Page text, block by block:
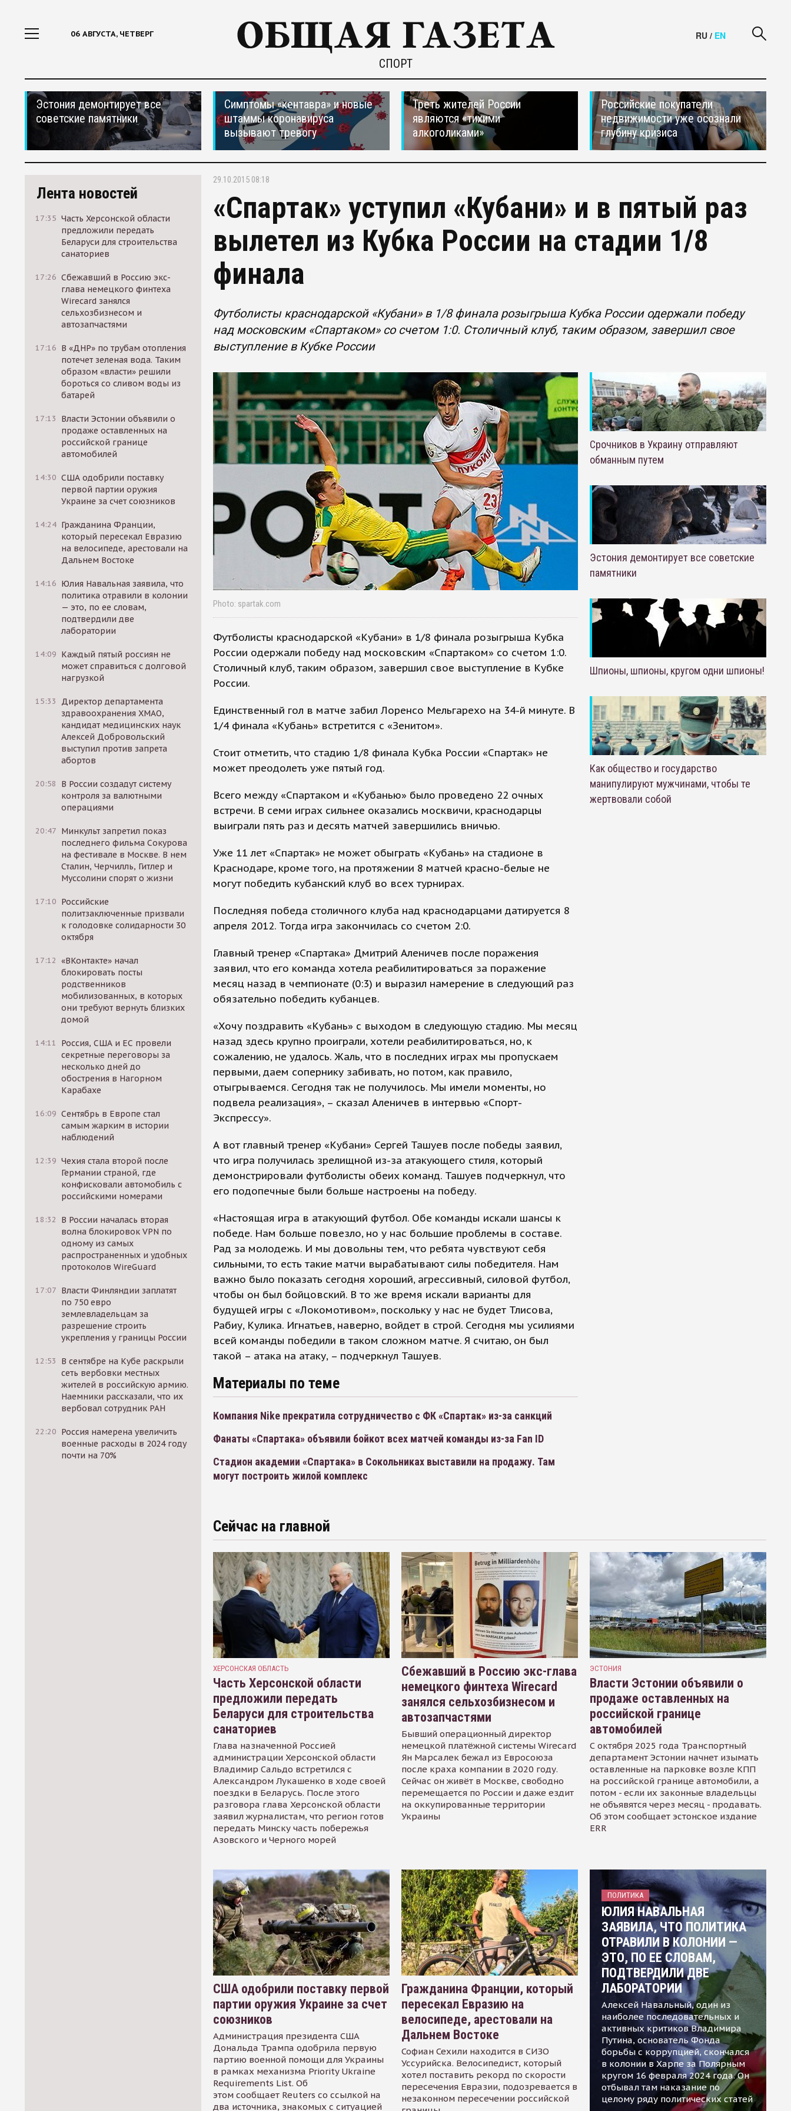
06 АВГУСТА, ЧЕТВЕРГ
СПОРТ
RU / EN
Эстония демонтирует все
советские памятники
Симптомы «кентавра» и новые
штаммы коронавируса
вызывают тревогу
Треть жителей России
являются «тихими
алкоголиками»
Российские покупатели
недвижимости уже осознали
глубину кризиса
Лента новостей
17:35 Часть Херсонской области
предложили передать
Беларуси для строительства
санаториев
17:26 Сбежавший в Россию экс-
глава немецкого финтеха
Wirecard занялся
сельхозбизнесом и
автозапчастями
17:16 В «ДНР» по трубам отопления
потечет зеленая вода. Таким
образом «власти» решили
бороться со сливом воды из
батарей
17:13
Власти Эстонии объявили о
продаже оставленных на
российской границе
автомобилей
14:30 США одобрили поставку
первой партии оружия
Украине за счет союзников
14:24 Гражданина Франции,
который пересекал Евразию
на велосипеде, арестовали на
Дальнем Востоке
14:16 Юлия Навальная заявила, что
политика отравили в колонии
— это, по ее словам,
подтвердили две
лаборатории
14:09 Каждый пятый россиян не
может справиться с долговой
нагрузкой
15:33
Директор департамента
здравоохранения ХМАО,
кандидат медицинских наук
Алексей Добровольский
выступил против запрета
абортов
20:58
В России создадут систему
контроля за валютными
операциями
20:47 Минкульт запретил показ
последнего фильма Сокурова
на фестивале в Москве. В нем
Сталин, Черчилль, Гитлер и
Муссолини спорят о жизни
17:10 Российские
политзаключенные призвали
к голодовке солидарности 30
октября
17:12 «ВКонтакте» начал
блокировать посты
родственников
мобилизованных, в которых
они требуют вернуть близких
домой
14:11
Россия, США и ЕС провели
секретные переговоры за
несколько дней до
обострения в Нагорном
Карабахе
16:09 Сентябрь в Европе стал
самым жарким в истории
наблюдений
12:39 Чехия стала второй после
Германии страной, где
конфисковали автомобиль с
российскими номерами
18:32
В России началась вторая
волна блокировок VPN по
одному из самых
распространенных и удобных
протоколов WireGuard
17:07 Власти Финляндии заплатят
по 750 евро
землевладельцам за
разрешение строить
укрепления у границы России
12:53
В сентябре на Кубе раскрыли
сеть вербовки местных
жителей в российскую армию.
Наемники рассказали, что их
вербовал сотрудник РАН
22:20 Россия намерена увеличить
военные расходы в 2024 году
почти на 70%
29.10.2015 08:18
«Спартак» уступил «Кубани» и в пятый раз
вылетел из Кубка России на стадии 1/8
финала
Футболисты краснодарской «Кубани» в 1/8 финала розыгрыша Кубка России одержали победу
над московским «Спартаком» со счетом 1:0. Столичный клуб, таким образом, завершил свое
выступление в Кубке России
Photo: spartak.com
Футболисты краснодарской «Кубани» в 1/8 финала розыгрыша Кубка
России одержали победу над московским «Спартаком» со счетом 1:0.
Столичный клуб, таким образом, завершил свое выступление в Кубке
России.
Единственный гол в матче забил Лоренсо Мельгарехо на 34-й минуте. В
1/4 финала «Кубань» встретится с «Зенитом».
Стоит отметить, что стадию 1/8 финала Кубка России «Спартак» не
может преодолеть уже пятый год.
Всего между «Спартаком и «Кубанью» было проведено 22 очных
встречи. В семи играх сильнее оказались москвичи, краснодарцы
выиграли пять раз и десять матчей завершились вничью.
Уже 11 лет «Спартак» не может обыграть «Кубань» на стадионе в
Краснодаре, кроме того, на протяжении 8 матчей красно-белые не
могут победить кубанский клуб во всех турнирах.
Последняя победа столичного клуба над краснодарцами датируется 8
апреля 2012. Тогда игра закончилась со счетом 2:0.
Главный тренер «Спартака» Дмитрий Аленичев после поражения
заявил, что его команда хотела реабилитироваться за поражение
месяц назад в чемпионате (0:3) и выразил намерение в следующий раз
обязательно победить кубанцев.
«Хочу поздравить «Кубань» с выходом в следующую стадию. Мы месяц
назад здесь крупно проиграли, хотели реабилитироваться, но, к
сожалению, не удалось. Жаль, что в последних играх мы пропускаем
первыми, даем сопернику забивать, но потом, как правило,
отыгрываемся. Сегодня так не получилось. Мы имели моменты, но
подвела реализация», – сказал Аленичев в интервью «Спорт-
Экспрессу».
А вот главный тренер «Кубани» Сергей Ташуев после победы заявил,
что игра получилась зрелищной из-за атакующего стиля, который
демонстрировали футболисты обеих команд. Ташуев подчеркнул, что
его подопечные были больше настроены на победу.
«Настоящая игра в атакующий футбол. Обе команды искали шансы к
победе. Нам больше повезло, но у нас большие проблемы в составе.
Рад за молодежь. И мы довольны тем, что ребята чувствуют себя
сильными, то есть такие матчи вырабатывают силы победителя. Нам
важно было показать сегодня хороший, агрессивный, силовой футбол,
чтобы он был бойцовский. В то же время искали варианты для
будущей игры с «Локомотивом», поскольку у нас не будет Тлисова,
Рабиу, Кулика. Игнатьев, наверно, войдет в строй. Сегодня мы усилиями
всей команды победили в таком сложном матче. Я считаю, он был
такой – атака на атаку, – подчеркнул Ташуев.
Материалы по теме
Компания Nike прекратила сотрудничество с ФК «Спартак» из-за санкций
Фанаты «Спартака» объявили бойкот всех матчей команды из-за Fan ID
Стадион академии «Спартака» в Сокольниках выставили на продажу. Там
могут построить жилой комплекс
Срочников в Украину отправляют
обманным путем
Эстония демонтирует все советские
памятники
Шпионы, шпионы, кругом одни шпионы!
Как общество и государство
манипулируют мужчинами, чтобы те
жертвовали собой
Сейчас на главной
ХЕРСОНСКАЯ ОБЛАСТЬ
Часть Херсонской области
предложили передать
Беларуси для строительства
санаториев
Глава назначенной Россией
администрации Херсонской области
Владимир Сальдо встретился с
Александром Лукашенко в ходе своей
поездки в Беларусь. После этого
разговора глава Херсонской области
заявил журналистам, что регион готов
передать Минску часть побережья
Азовского и Черного морей
Сбежавший в Россию экс-глава
немецкого финтеха Wirecard
занялся сельхозбизнесом и
автозапчастями
Бывший операционный директор
немецкой платёжной системы Wirecard
Ян Марсалек бежал из Евросоюза
после краха компании в 2020 году.
Сейчас он живёт в Москве, свободно
перемещается по России и даже ездит
на оккупированные территории
Украины
ЭСТОНИЯ
Власти Эстонии объявили о
продаже оставленных на
российской границе
автомобилей
С октября 2025 года Транспортный
департамент Эстонии начнет изымать
оставленные на парковке возле КПП
на российской границе автомобили, а
потом - если их законные владельцы
не объявятся через месяц - продавать.
Об этом сообщает эстонское издание
ERR
США одобрили поставку первой
партии оружия Украине за счет
союзников
Администрация президента США
Дональда Трампа одобрила первую
партию военной помощи для Украины
в рамках механизма Priority Ukraine
Requirements List. Об
этом сообщает Reuters со ссылкой на
два источника, знакомых с ситуацией
Гражданина Франции, который
пересекал Евразию на
велосипеде, арестовали на
Дальнем Востоке
Софиан Сехили находится в СИЗО
Уссурийска. Велосипедист, который
хотел поставить рекорд по скорости
пересечения Евразии, подозревается в
незаконном пересечении российской
ПОЛИТИКА
ЮЛИЯ НАВАЛЬНАЯ
ЗАЯВИЛА, ЧТО ПОЛИТИКА
ОТРАВИЛИ В КОЛОНИИ —
ЭТО, ПО ЕЕ СЛОВАМ,
ПОДТВЕРДИЛИ ДВЕ
ЛАБОРАТОРИИ
Алексей Навальный, один из
наиболее последовательных и
активных критиков Владимира
Путина, основатель Фонда
борьбы с коррупцией, скончался
в колонии в Харпе за Полярным
кругом 16 февраля 2024 года. Он
отбывал там наказание по
целому ряду политических статей